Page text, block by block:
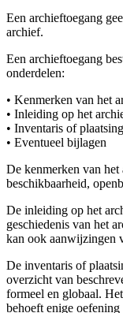
Een archieftoegang
archief.
Een archieftoegang
onderdelen:
• Kenmerken van het
• Inleiding op het
• Inventaris of
• Eventueel bijlagen
De kenmerken van
beschikbaarheid,
De inleiding op het
geschiedenis van het
kan ook aanwijzingen
De inventaris of
overzicht van
formeel en globaal.
behoeft enige oefening